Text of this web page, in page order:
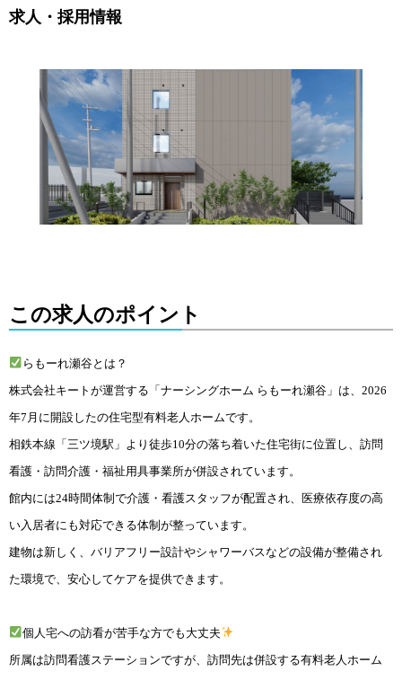
求人・採用情報
この求人のポイント
らもーれ瀬谷とは？
株式会社キートが運営する「ナーシングホーム らもーれ瀬谷」は、2026
年7月に開設したの住宅型有料老人ホームです。
相鉄本線「三ツ境駅」より徒歩10分の落ち着いた住宅街に位置し、訪問
看護・訪問介護・福祉用具事業所が併設されています。
館内には24時間体制で介護・看護スタッフが配置され、医療依存度の高
い入居者にも対応できる体制が整っています。
建物は新しく、バリアフリー設計やシャワーバスなどの設備が整備され
た環境で、安心してケアを提供できます。
個人宅への訪看が苦手な方でも大丈夫
所属は訪問看護ステーションですが、訪問先は併設する有料老人ホーム